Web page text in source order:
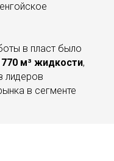
в пласт было
м³ жидкости,
лидеров
в сегменте